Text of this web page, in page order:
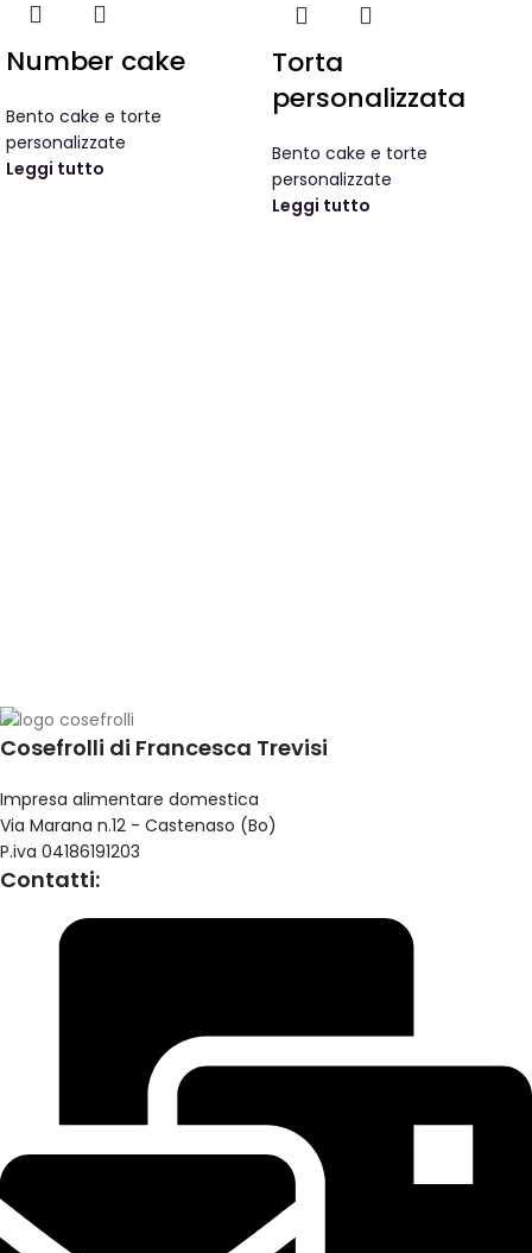
Number cake
Bento cake e torte
personalizzate
Leggi tutto
Torta
personalizzata
Bento cake e torte
personalizzate
Leggi tutto
Cosefrolli di Francesca Trevisi
Impresa alimentare domestica
Via Marana n.12 - Castenaso (Bo)
P.iva 04186191203
Contatti: